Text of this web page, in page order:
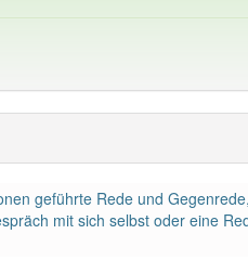
Wörter mit
geführte Rede und
mit sich selbst oder eine